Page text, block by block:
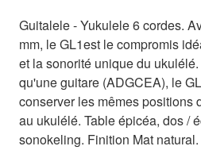
Guitalele - Yukulele 6 cordes.
mm, le GL1est le compromis
et la sonorité unique du
qu'une guitare (ADGCEA), le
conserver les mêmes positions
au ukulélé. Table épicéa, dos /
sonokeling. Finition Mat natural.